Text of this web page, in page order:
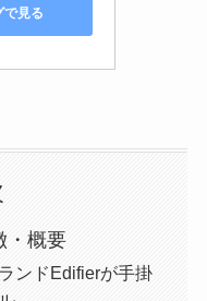
で見る
・概要
ンドEdifierが手掛